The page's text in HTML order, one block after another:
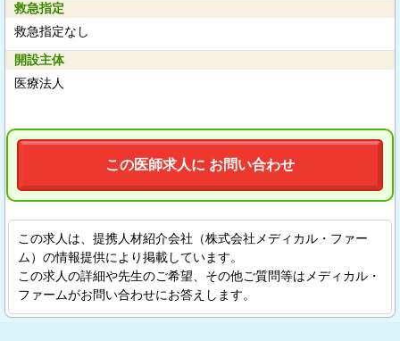
救急指定
救急指定なし
開設主体
医療法人
この医師求人に お問い合わせ
この求人は、提携人材紹介会社（株式会社メディカル・ファー
ム）の情報提供により掲載しています。
この求人の詳細や先生のご希望、その他ご質問等はメディカル・
ファームがお問い合わせにお答えします。